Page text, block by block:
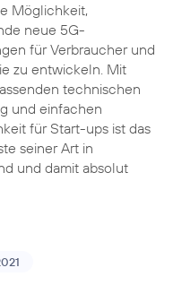
Möglichkeit,
neue 5G-
für Verbraucher und
zu entwickeln. Mit
technischen
und einfachen
für Start-ups ist das
seiner Art in
und damit absolut